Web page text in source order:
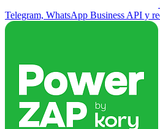
Telegram, WhatsApp Business API y